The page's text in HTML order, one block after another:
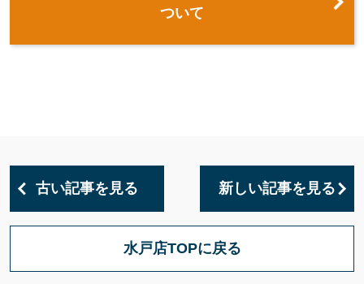
ついて
古い記事を見る 新しい記事を見る
水戸店TOPに戻る